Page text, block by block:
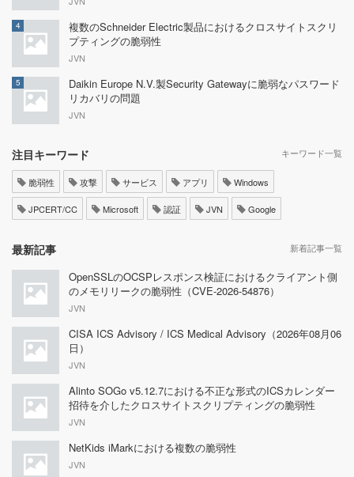
4
複数のSchneider Electric製品におけるクロスサイトスクリ
プティングの脆弱性
JVN
5
Daikin Europe N.V.製Security Gatewayに脆弱なパスワード
リカバリの問題
JVN
注目キーワード キーワード一覧
脆弱性 攻撃 サービス アプリ Windows
JPCERT/CC Microsoft 認証 JVN Google
最新記事 新着記事一覧
OpenSSLのOCSPレスポンス検証におけるクライアント側
のメモリリークの脆弱性（CVE-2026-54876）
JVN
CISA ICS Advisory / ICS Medical Advisory（2026年08月06
日）
JVN
Alinto SOGo v5.12.7における不正な形式のICSカレンダー
招待を介したクロスサイトスクリプティングの脆弱性
JVN
NetKids iMarkにおける複数の脆弱性
JVN